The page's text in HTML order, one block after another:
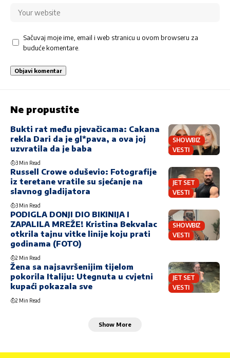
Sačuvaj moje ime, email i web stranicu u ovom browseru za
buduće komentare.
Ne propustite
SHOWBIZ
VESTI
Bukti rat među pjevačicama: Cakana
rekla Dari da je gl*pava, a ova joj
uzvratila da je baba
3 Min Read
JET SET
VESTI
Russell Crowe oduševio: Fotografije
iz teretane vratile su sjećanje na
slavnog gladijatora
3 Min Read
SHOWBIZ
VESTI
PODIGLA DONJI DIO BIKINIJA I
ZAPALILA MREŽE! Kristina Bekvalac
otkrila tajnu vitke linije koju prati
godinama (FOTO)
2 Min Read
JET SET
VESTI
Žena sa najsavršenijim tijelom
pokorila Italiju: Utegnuta u cvjetni
kupaći pokazala sve
2 Min Read
Show More